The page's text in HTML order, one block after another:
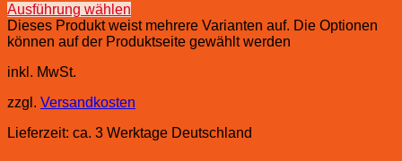
Ausführung wählen
Dieses Produkt weist mehrere Varianten auf. Die Optionen
können auf der Produktseite gewählt werden
inkl. MwSt.
zzgl. Versandkosten
Lieferzeit: ca. 3 Werktage Deutschland